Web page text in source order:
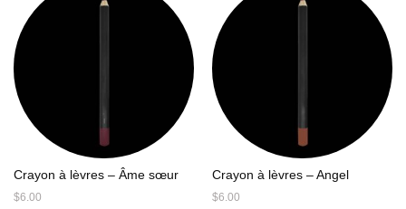
Crayon à lèvres – Âme sœur
$6.00
Crayon à lèvres – Angel
$6.00